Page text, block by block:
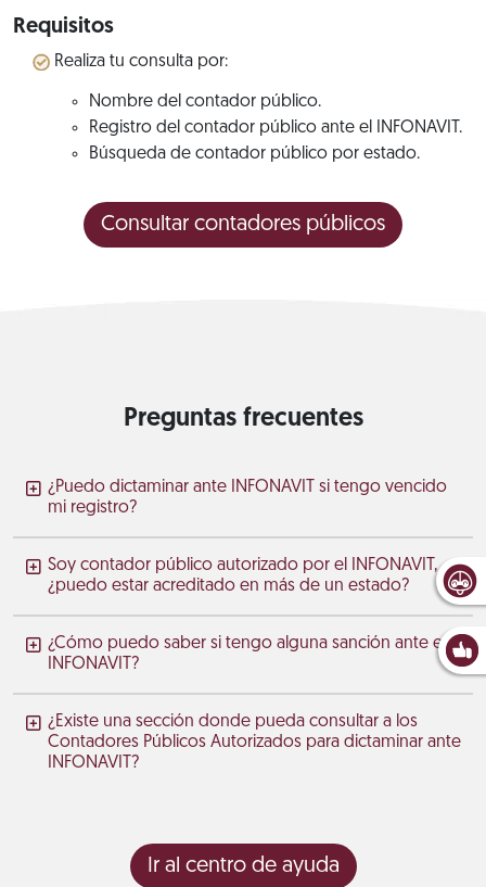
Requisitos
Realiza tu consulta por:
Nombre del contador público.
Registro del contador público ante el INFONAVIT.
Búsqueda de contador público por estado.
Consultar contadores públicos
Preguntas frecuentes
¿Puedo dictaminar ante INFONAVIT si tengo vencido
mi registro?
Soy contador público autorizado por el INFONAVIT,
¿puedo estar acreditado en más de un estado?
¿Cómo puedo saber si tengo alguna sanción ante el
INFONAVIT?
¿Existe una sección donde pueda consultar a los
Contadores Públicos Autorizados para dictaminar ante
INFONAVIT?
Ir al centro de ayuda